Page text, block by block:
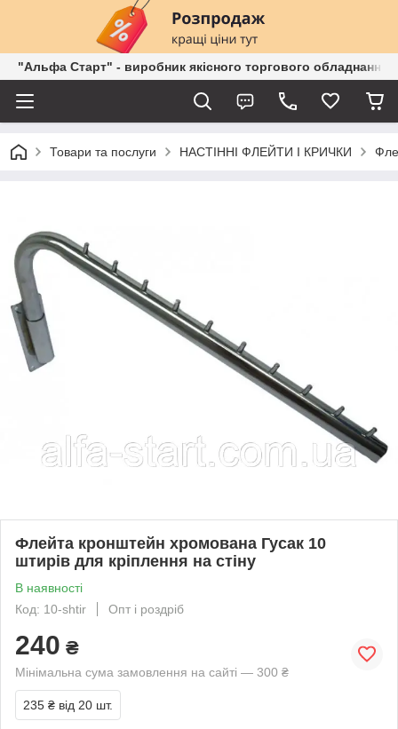
"Альфа Старт" - виробник якісного торгового обладнання
Товари та послуги НАСТІННІ ФЛЕЙТИ І КРИЧКИ
Флейта кронштейн хромована Гусак 10
штирів для кріплення на стіну
В наявності
Код: 10-shtir
Опт і роздріб
240 ₴
Мінімальна сума замовлення на сайті — 300 ₴
235 ₴ від 20 шт.